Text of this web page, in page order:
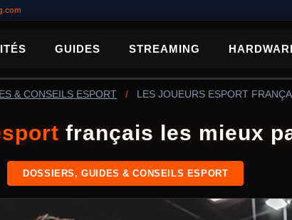
GUIDES STREAMING
& CONSEILS ESPORT / LES JOUEURS ESPORT
français les mieux
DOSSIERS, GUIDES & CONSEILS ESPORT